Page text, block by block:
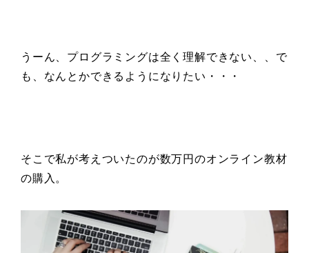
うーん、プログラミングは全く理解できない、、で
も、なんとかできるようになりたい・・・
そこで私が考えついたのが数万円のオンライン教材
の購入。